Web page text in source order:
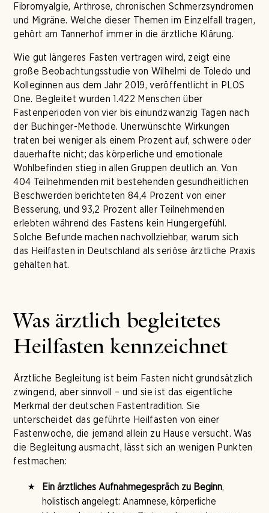
Fibromyalgie, Arthrose, chronischen Schmerzsyndromen
und Migräne. Welche dieser Themen im Einzelfall tragen,
gehört am Tannerhof immer in die ärztliche Klärung.
Wie gut längeres Fasten vertragen wird, zeigt eine
große Beobachtungsstudie von Wilhelmi de Toledo und
Kolleginnen aus dem Jahr 2019, veröffentlicht in PLOS
One. Begleitet wurden 1.422 Menschen über
Fastenperioden von vier bis einundzwanzig Tagen nach
der Buchinger-Methode. Unerwünschte Wirkungen
traten bei weniger als einem Prozent auf, schwere oder
dauerhafte nicht; das körperliche und emotionale
Wohlbefinden stieg in allen Gruppen deutlich an. Von
404 Teilnehmenden mit bestehenden gesundheitlichen
Beschwerden berichteten 84,4 Prozent von einer
Besserung, und 93,2 Prozent aller Teilnehmenden
erlebten während des Fastens kein Hungergefühl.
Solche Befunde machen nachvollziehbar, warum sich
das Heilfasten in Deutschland als seriöse ärztliche Praxis
gehalten hat.
Was ärztlich begleitetes
Heilfasten kennzeichnet
Ärztliche Begleitung ist beim Fasten nicht grundsätzlich
zwingend, aber sinnvoll – und sie ist das eigentliche
Merkmal der deutschen Fastentradition. Sie
unterscheidet das geführte Heilfasten von einer
Fastenwoche, die jemand allein zu Hause versucht. Was
die Begleitung ausmacht, lässt sich an wenigen Punkten
festmachen:
Ein ärztliches Aufnahmegespräch zu Beginn,
holistisch angelegt: Anamnese, körperliche